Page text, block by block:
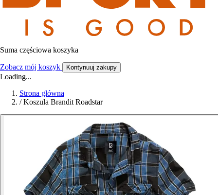
Suma częściowa koszyka
Zobacz mój koszyk Kontynuuj zakupy
Loading...
Strona główna
/ Koszula Brandit Roadstar